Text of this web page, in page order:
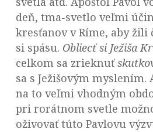
deň, tma-svetlo veľmi
kresťanov v Ríme, aby
si spásu. Obliecť si Ježiša
celkom sa zrieknuť
sa s Ježišovým myslením.
na to veľmi vhodným
pri rorátnom svetle
oživovať túto Pavlovu